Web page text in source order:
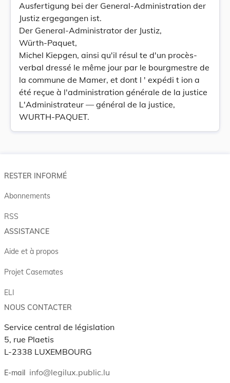
Ausfertigung bei der General-Administration der
Justiz ergegangen ist.
Der General-Administrator der Justiz,
Würth-Paquet,
Michel Kiepgen, ainsi qu'il résul te d'un procès-
verbal dressé le même jour par le bourgmestre de
la commune de Mamer, et dont l ' expédi t ion a
été reçue à l'administration générale de la justice
L'Administrateur — général de la justice,
WURTH-PAQUET.
RESTER INFORMÉ
Abonnements
RSS
ASSISTANCE
Aide et à propos
Projet Casemates
ELI
NOUS CONTACTER
Service central de législation
5, rue Plaetis
L-2338 LUXEMBOURG
E-mail info@legilux.public.lu